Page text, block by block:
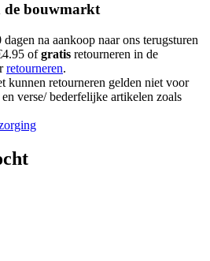
de bouwmarkt
na aankoop naar ons terugsturen
ofgratis retourneren in de
retourneren.
kunnen retourneren gelden niet voor
verse/ bederfelijke artikelen zoals